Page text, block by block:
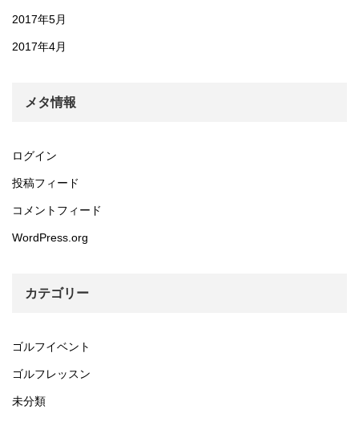
2017年5月
2017年4月
メタ情報
ログイン
投稿フィード
コメントフィード
WordPress.org
カテゴリー
ゴルフイベント
ゴルフレッスン
未分類